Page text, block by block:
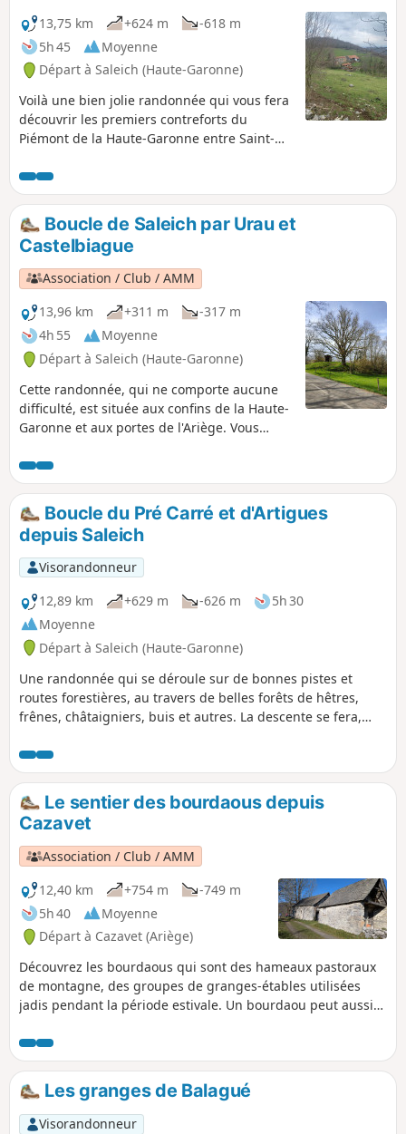
13,75 km
+624 m
-618 m
5h 45
Moyenne
Départ à Saleich (Haute-Garonne)
Voilà une bien jolie randonnée qui vous fera
découvrir les premiers contreforts du
Piémont de la Haute-Garonne entre Saint-
goûts montagnards, cette balade vous
amènera de la Chapelle de Valattes,
dominant un promontoire herbeux, à la
Forêt Domaniale de Saleich, en passant par
la mystérieuse Grotte de Laspugue et les
verdoyants prés d'Artigues.
Boucle de Saleich par Urau et
Castelbiague
Association / Club / AMM
13,96 km
+311 m
-317 m
4h 55
Moyenne
Départ à Saleich (Haute-Garonne)
Cette randonnée, qui ne comporte aucune
difficulté, est située aux confins de la Haute-
Garonne et aux portes de l'Ariège. Vous
Pyrénéens. Paysages variés et sites
architecturaux sont à découvrir lors de cette
intéressante balade.
Boucle du Pré Carré et d'Artigues
depuis Saleich
Visorandonneur
12,89 km
+629 m -626 m
5h 30
Moyenne
Départ à Saleich (Haute-Garonne)
Une randonnée qui se déroule sur de bonnes pistes et
routes forestières, au travers de belles forêts de hêtres,
frênes, châtaigniers, buis et autres. La descente se fera,
et vous demanderont un peu plus d’attention, étant moins
passagers. Le balisage Jaune est bon, mais semble avoir été
gratté et, en partie effacé, entre les points (8) et (9). Le
circuit, en majeure partie à l'ombre, peut se faire en toute
saison. Éviter, cependant, les périodes de brouillard pour le
problème, signalé, de balisage déficient sur une partie du
circuit.
Le sentier des bourdaous depuis
Cazavet
Association / Club / AMM
12,40 km
+754 m
-749 m
5h 40
Moyenne
Départ à Cazavet (Ariège)
Découvrez les bourdaous qui sont des hameaux pastoraux
de montagne, des groupes de granges-étables utilisées
jadis pendant la période estivale. Un bourdaou peut aussi
résidence très sommaire du berger. Ce circuit propose d’en
découvrir certains avec un départ de Cazavet et une montée
vers l’estive de Cours. Ce tracé passe par le sommet du Roc
de Maléchart d’où une vue à 360° vous permet de découvrir
la chaine des Pyrénées.
Les granges de Balagué
Visorandonneur